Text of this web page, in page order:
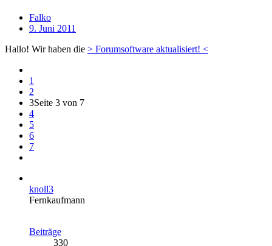
Falko
9. Juni 2011
Hallo! Wir haben die > Forumsoftware aktualisiert! <
1
2
3Seite 3 von 7
4
5
6
7
knoll3
Fernkaufmann
Beiträge
330